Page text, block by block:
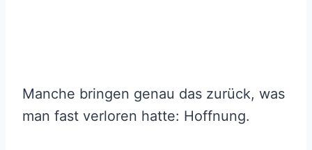
Manche bringen genau das zurück, was
man fast verloren hatte: Hoffnung.